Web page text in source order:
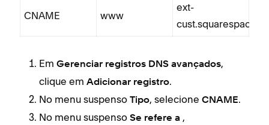
CNAME www
ext-
Em Gerenciar registros DNS avançados,
clique em Adicionar registro.
No menu suspenso Tipo, selecione CNAME.
No menu suspenso Se refere a ,